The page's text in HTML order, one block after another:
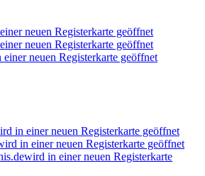
neuen Registerkarte geöffnet
neuen Registerkarte geöffnet
neuen Registerkarte geöffnet
in einer neuen Registerkarte geöffnet
in einer neuen Registerkarte geöffnet
wird in einer neuen Registerkarte